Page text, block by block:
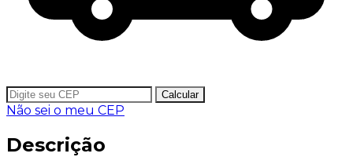
Calcular
Não sei o meu CEP
Descrição